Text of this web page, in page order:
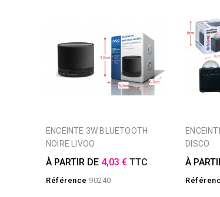
ENCEINTE 3W BLUETOOTH
NOIRE LIVOO
À PARTIR DE 4,03 € TTC
Référence 90240
ENCEINTE BLUETOOTH BOULE
DISCO
À